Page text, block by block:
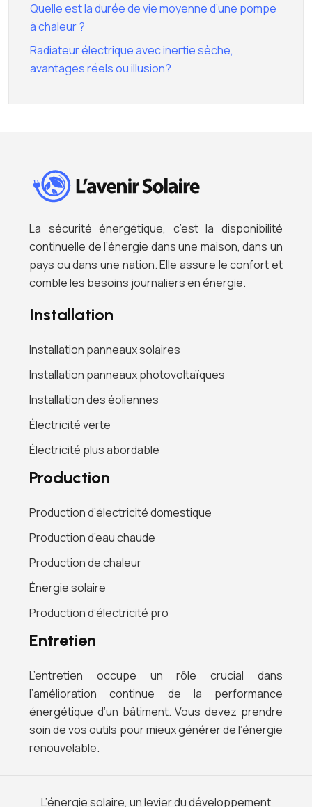
Quelle est la durée de vie moyenne d’une pompe
à chaleur ?
Radiateur électrique avec inertie sèche,
avantages réels ou illusion?
La sécurité énergétique, c’est la disponibilité
continuelle de l’énergie dans une maison, dans un
pays ou dans une nation. Elle assure le confort et
comble les besoins journaliers en énergie.
Installation
Installation panneaux solaires
Installation panneaux photovoltaïques
Installation des éoliennes
Électricité verte
Électricité plus abordable
Production
Production d’électricité domestique
Production d’eau chaude
Production de chaleur
Énergie solaire
Production d’électricité pro
Entretien
L’entretien occupe un rôle crucial dans
l’amélioration continue de la performance
énergétique d’un bâtiment. Vous devez prendre
soin de vos outils pour mieux générer de l’énergie
renouvelable.
L’énergie solaire, un levier du développement